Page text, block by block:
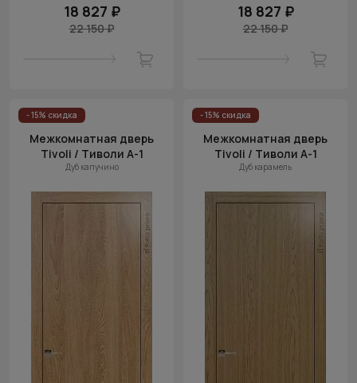
18 827 ₽
22 150 ₽
18 827 ₽
22 150 ₽
- 15% скидка
Межкомнатная дверь
Tivoli / Тиволи А-1
Дуб капучино
- 15% скидка
Межкомнатная дверь
Tivoli / Тиволи А-1
Дуб карамель